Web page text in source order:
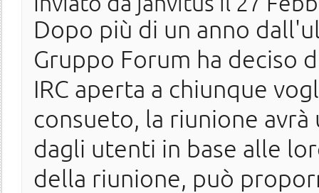
Dopo più di un anno
Gruppo Forum ha deciso
IRC aperta a chiunque
consueto, la riunione
dagli utenti in base alle
della riunione, può